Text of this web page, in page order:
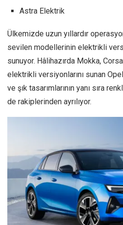
Astra Elektrik
Ülkemizde uzun yıllardır
sevilen modellerinin elektrikli
sunuyor. Hâlihazırda Mokka,
elektrikli versiyonlarını sunan
ve şık tasarımlarının yanı sıra
de rakiplerinden ayrılıyor.